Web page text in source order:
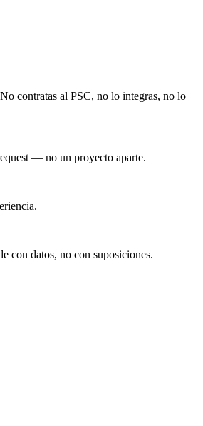
contratas al PSC, no lo integras, no lo
— no un proyecto aparte.
con datos, no con suposiciones.